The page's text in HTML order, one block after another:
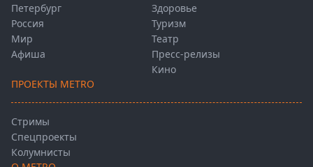
Петербург
Россия
Мир
Афиша
Здоровье
Туризм
Театр
Пресс-релизы
Кино
ПРОЕКТЫ METRO
Стримы
Спецпроекты
Колумнисты